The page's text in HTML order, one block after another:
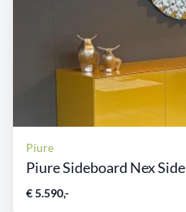
Piure
Piure Sideboard Nex Side
€ 5.590,-